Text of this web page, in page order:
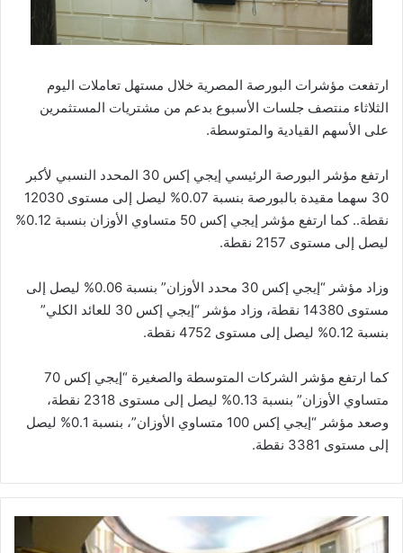
ارتفعت مؤشرات البورصة المصرية خلال مستهل تعاملات اليوم
الثلاثاء منتصف جلسات الأسبوع بدعم من مشتريات المستثمرين
على الأسهم القيادية والمتوسطة.
ارتفع مؤشر البورصة الرئيسي إيجي إكس 30 المحدد النسبي لأكبر
30 سهما مقيدة بالبورصة بنسبة 0.07% ليصل إلى مستوى 12030
نقطة.. كما ارتفع مؤشر إيجي إكس 50 متساوي الأوزان بنسبة 0.12%
ليصل إلى مستوى 2157 نقطة.
وزاد مؤشر “إيجي إكس 30 محدد الأوزان” بنسبة 0.06% ليصل إلى
مستوى 14380 نقطة، وزاد مؤشر “إيجي إكس 30 للعائد الكلي”
بنسبة 0.12% ليصل إلى مستوى 4752 نقطة.
كما ارتفع مؤشر الشركات المتوسطة والصغيرة “إيجي إكس 70
متساوي الأوزان” بنسبة 0.13% ليصل إلى مستوى 2318 نقطة،
وصعد مؤشر “إيجي إكس 100 متساوي الأوزان”، بنسبة 0.1% ليصل
إلى مستوى 3381 نقطة.
فبراير..
عمومية